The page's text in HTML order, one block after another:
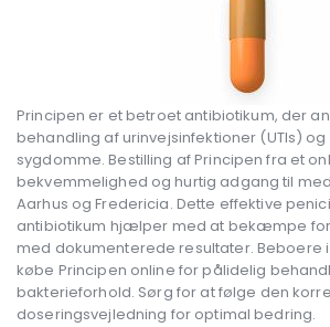
Principen er et betroet antibiotikum, der
behandling af urinvejsinfektioner (UTIs)
sygdomme. Bestilling af Principen fra et
bekvemmelighed og hurtig adgang til
Aarhus og Fredericia. Dette effektive
antibiotikum hjælper med at bekæmpe
med dokumenterede resultater. Beboere
købe Principen online for pålidelig
bakterieforhold. Sørg for at følge den
doseringsvejledning for optimal bedring.